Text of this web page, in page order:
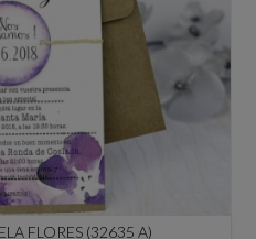
FLORES (32635 A)